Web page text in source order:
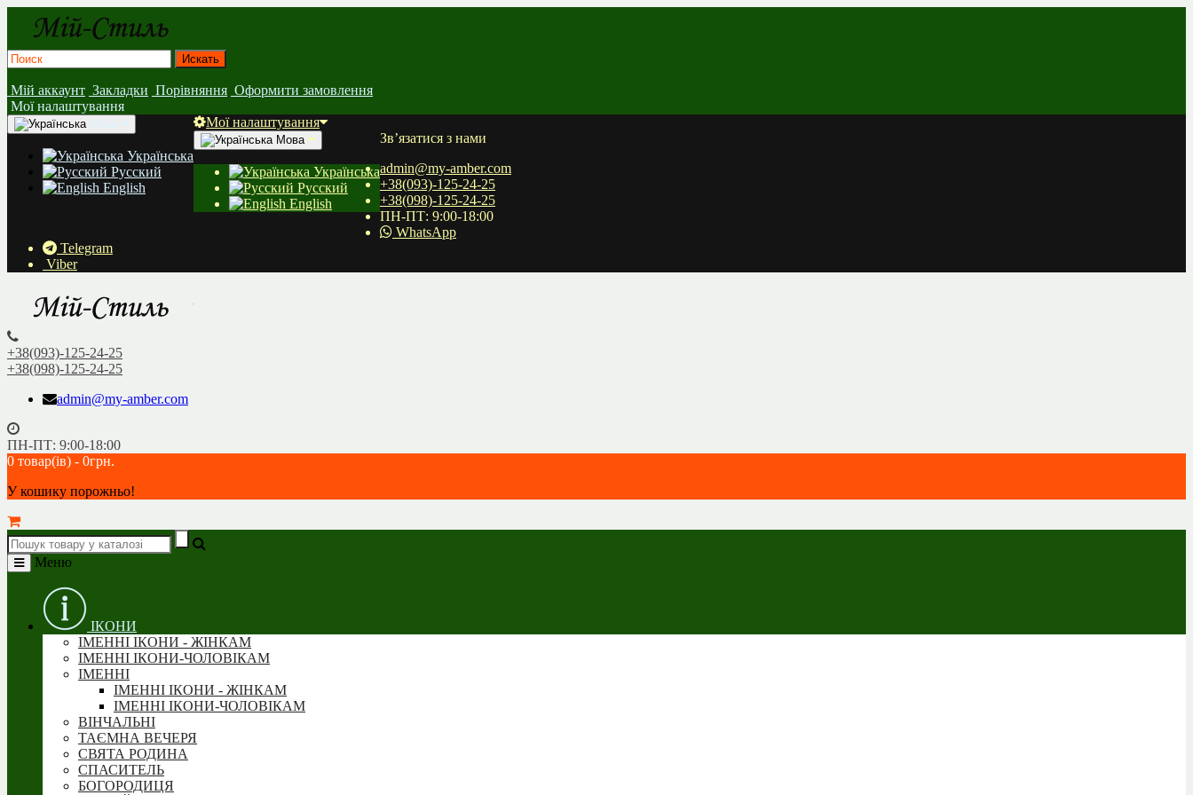
Мій аккаунт Закладки Порівняння Оформити замовлення
Мої налаштування
Українська
Русский
English
Мої налаштування
Мова
Українська
Русский
English
Зв’язатися з нами
admin@my-amber.com
+38(093)-125-24-25
+38(098)-125-24-25
ПН-ПТ: 9:00-18:00
WhatsApp
Telegram
Viber
+38(093)-125-24-25
+38(098)-125-24-25
admin@my-amber.com
ПН-ПТ: 9:00-18:00
0 товар(ів) - 0грн.
У кошику порожньо!
Меню
ІКОНИ
ІМЕННІ ІКОНИ - ЖІНКАМ
ІМЕННІ ІКОНИ-ЧОЛОВІКАМ
ІМЕННІ
ІМЕННІ ІКОНИ - ЖІНКАМ
ІМЕННІ ІКОНИ-ЧОЛОВІКАМ
ВІНЧАЛЬНІ
ТАЄМНА ВЕЧЕРЯ
СВЯТА РОДИНА
CПАСИТЕЛЬ
БОГОРОДИЦЯ